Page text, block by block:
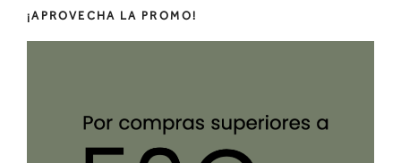
¡APROVECHA LA PROMO!